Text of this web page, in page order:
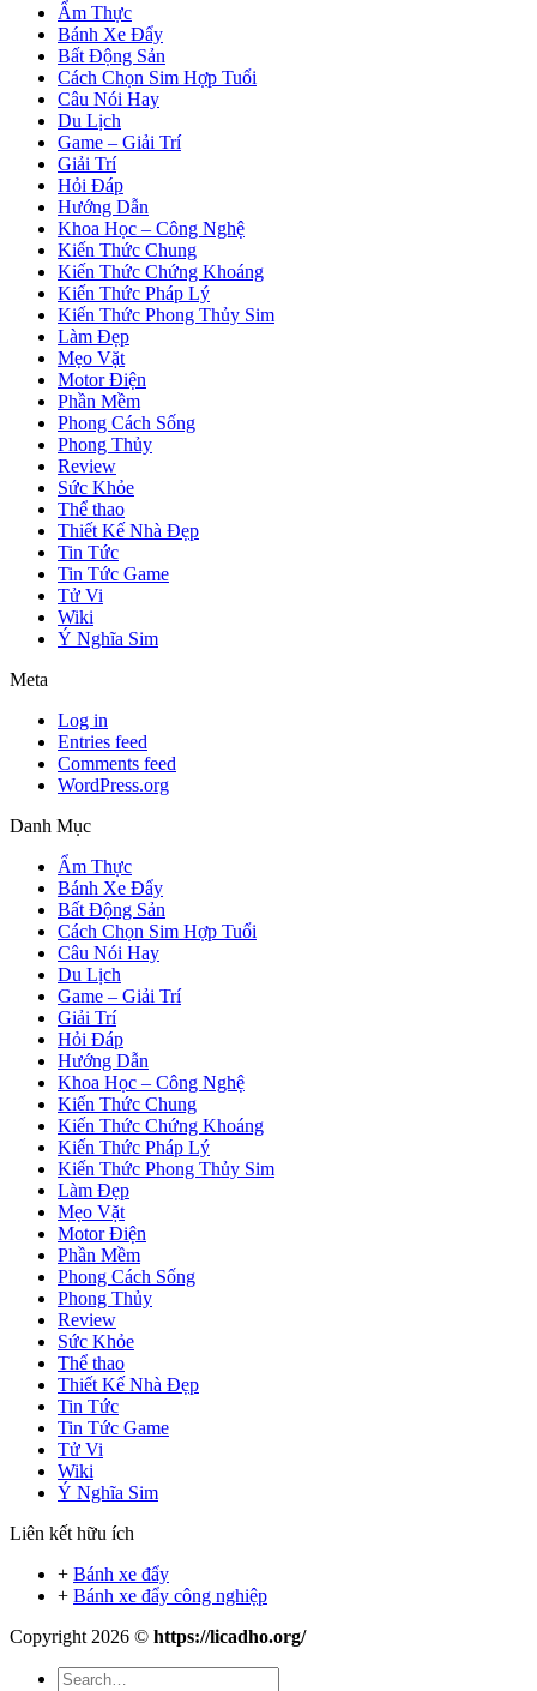
Ẩm Thực
Bánh Xe Đẩy
Bất Động Sản
Cách Chọn Sim Hợp Tuổi
Câu Nói Hay
Du Lịch
Game – Giải Trí
Giải Trí
Hỏi Đáp
Hướng Dẫn
Khoa Học – Công Nghệ
Kiến Thức Chung
Kiến Thức Chứng Khoáng
Kiến Thức Pháp Lý
Kiến Thức Phong Thủy Sim
Làm Đẹp
Mẹo Vặt
Motor Điện
Phần Mềm
Phong Cách Sống
Phong Thủy
Review
Sức Khỏe
Thể thao
Thiết Kế Nhà Đẹp
Tin Tức
Tin Tức Game
Tử Vi
Wiki
Ý Nghĩa Sim
Meta
Log in
Entries feed
Comments feed
WordPress.org
Danh Mục
Ẩm Thực
Bánh Xe Đẩy
Bất Động Sản
Cách Chọn Sim Hợp Tuổi
Câu Nói Hay
Du Lịch
Game – Giải Trí
Giải Trí
Hỏi Đáp
Hướng Dẫn
Khoa Học – Công Nghệ
Kiến Thức Chung
Kiến Thức Chứng Khoáng
Kiến Thức Pháp Lý
Kiến Thức Phong Thủy Sim
Làm Đẹp
Mẹo Vặt
Motor Điện
Phần Mềm
Phong Cách Sống
Phong Thủy
Review
Sức Khỏe
Thể thao
Thiết Kế Nhà Đẹp
Tin Tức
Tin Tức Game
Tử Vi
Wiki
Ý Nghĩa Sim
Liên kết hữu ích
+ Bánh xe đẩy
+ Bánh xe đẩy công nghiệp
Copyright 2026 © https://licadho.org/